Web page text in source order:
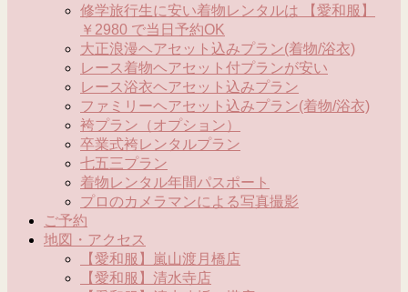
修学旅行生に安い着物レンタルは 【愛和服】
￥2980 で当日予約OK
大正浪漫ヘアセット込みプラン(着物/浴衣)
レース着物ヘアセット付プランが安い
レース浴衣ヘアセット込みプラン
ファミリーヘアセット込みプラン(着物/浴衣)
袴プラン（オプション）
卒業式袴レンタルプラン
七五三プラン
着物レンタル年間パスポート
プロのカメラマンによる写真撮影
ご予約
地図・アクセス
【愛和服】嵐山渡月橋店
【愛和服】清水寺店